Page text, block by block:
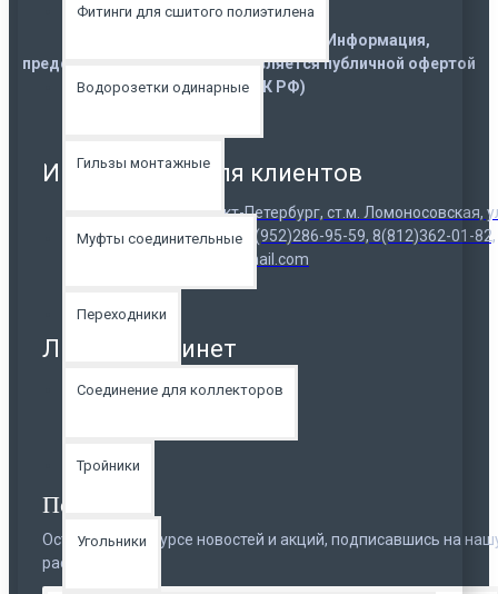
Фитинги для сшитого полиэтилена
Водорозетки одинарные
Гильзы монтажные
Муфты соединительные
Переходники
Соединение для коллекторов
Тройники
Угольники
Copyright © 2021, sandush.spb.ru. Информация,
представленная на сайте, не является публичной офертой
(ст. 437 ГК РФ)
Информация для клиентов
Контакты: г. Санкт-Петербург, ст.м. Ломоносовская,
Полярников, д. 9. тел: 8(952)286-95-59, 8(812)362-01-82,
Email: sandush.spb@gmail.com
Личный кабинет
Личный кабинет
Подписка
Оставайтесь в курсе новостей и акций, подписавшись на
рассылку